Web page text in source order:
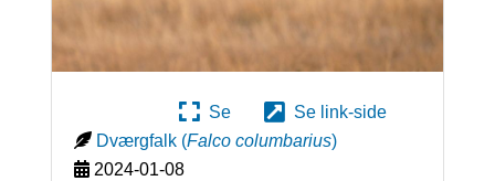
Se
Se link-side
Dværgfalk (Falco columbarius)
2024-01-08